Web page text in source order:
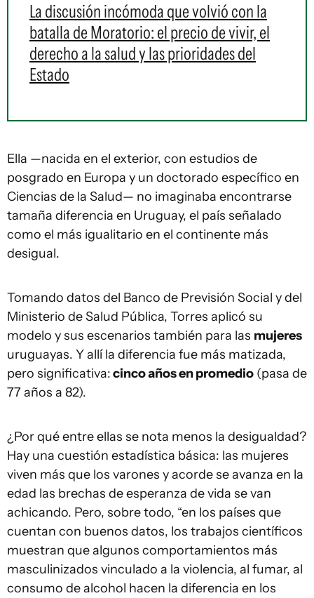
La discusión incómoda que volvió con la
batalla de Moratorio: el precio de vivir, el
derecho a la salud y las prioridades del
Estado
Ella —nacida en el exterior, con estudios de
posgrado en Europa y un doctorado específico en
Ciencias de la Salud— no imaginaba encontrarse
tamaña diferencia en Uruguay, el país señalado
como el más igualitario en el continente más
desigual.
Tomando datos del Banco de Previsión Social y del
Ministerio de Salud Pública, Torres aplicó su
modelo y sus escenarios también para las mujeres
uruguayas. Y allí la diferencia fue más matizada,
pero significativa:cinco años en promedio (pasa de
77 años a 82).
¿Por qué entre ellas se nota menos la desigualdad?
Hay una cuestión estadística básica: las mujeres
viven más que los varones y acorde se avanza en la
edad las brechas de esperanza de vida se van
achicando. Pero, sobre todo, “en los países que
cuentan con buenos datos, los trabajos científicos
muestran que algunos comportamientos más
masculinizados vinculado a la violencia, al fumar, al
consumo de alcohol hacen la diferencia en los